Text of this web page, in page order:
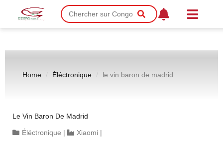
Home Éléctronique le vin baron de madrid
Le Vin Baron De Madrid
Éléctronique | Xiaomi |